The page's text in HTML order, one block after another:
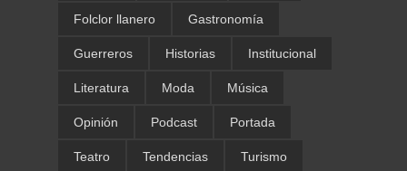
Folclor llanero Gastronomía
Guerreros Historias Institucional
Literatura Moda Música
Opinión Podcast Portada
Teatro Tendencias Turismo